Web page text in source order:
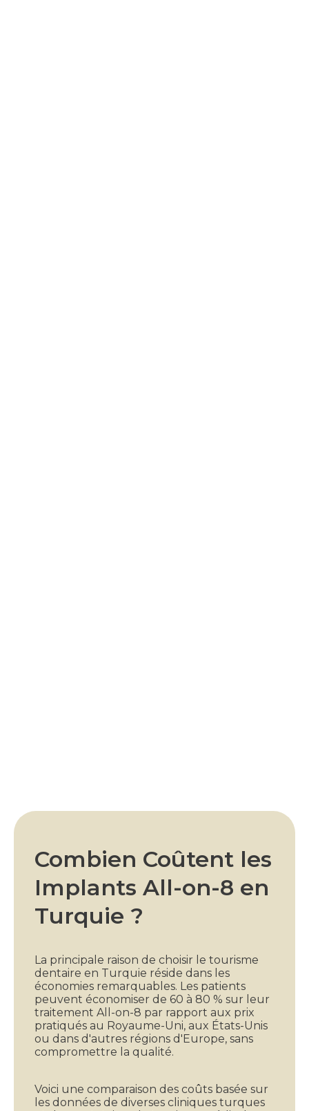
Combien Coûtent les
Implants All-on-8 en
Turquie ?
La principale raison de choisir le tourisme
dentaire en Turquie réside dans les
économies remarquables. Les patients
peuvent économiser de 60 à 80 % sur leur
traitement All-on-8 par rapport aux prix
pratiqués au Royaume-Uni, aux États-Unis
ou dans d'autres régions d'Europe, sans
compromettre la qualité.
Voici une comparaison des coûts basée sur
les données de diverses cliniques turques